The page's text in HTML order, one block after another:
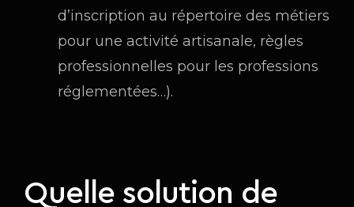
d’inscription au répertoire des métiers
pour une activité artisanale, règles
professionnelles pour les professions
réglementées…).
Quelle solution de